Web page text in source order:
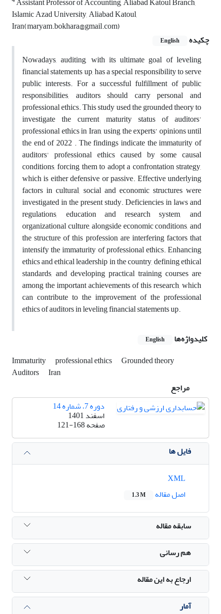
Islamic Azad University, Aliabad Katoul,
Iran(maryam.bokhara@gmail.com)
چکیده
English
Nowadays, auditing, with its ultimate goal of leveling
financial statements up, has a special responsibility to serve
public interests. For a successful fulfillment of public
responsibilities, auditors should carry personal and
professional ethics. This study used the grounded theory to
investigate the current maturity status of auditors'
professional ethics in Iran, using the experts’ opinionsuntil
the end of 2022 . The findings indicate the immaturity of
auditors' professional ethics caused by some causal
conditions, forcing them to adopt a confrontation strategy,
which is either defensive or passive. Effective underlying
factors in cultural, social and economic structures were
investigated in the present study. Deficiencies in laws and
regulations, education and research system, and
organizational culture, alongside economic conditions, and
the structure of this profession are interfering factors that
intensify the immaturity of professional ethics. Enhancing
ethics and ethical leadership in the country, defining ethical
standards, and developing practical training courses are
among the important achievements of this research, which
can contribute to the improvement of the professional
ethics of auditors in leveling financial statements up.
کلیدواژه‌ها
English
Immaturity professional ethics
Grounded theory
Auditors
Iran
مراجع
دوره 7، شماره 14
اسفند 1401
صفحه121-168
فایل ها
اصل مقاله
1.3 M
سابقه مقاله
هم رسانی
ارجاع به این مقاله
آمار